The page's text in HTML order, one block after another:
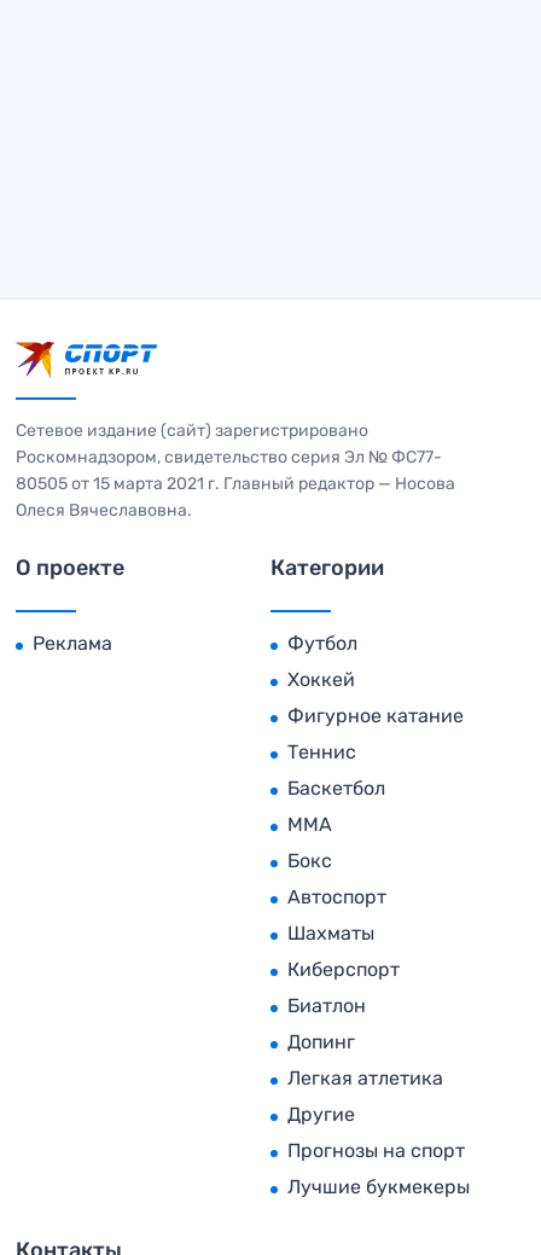
Сетевое издание (сайт) зарегистрировано
Роскомнадзором, свидетельство серия Эл № ФС77-
80505 от 15 марта 2021 г. Главный редактор — Носова
Олеся Вячеславовна.
О проекте
Реклама
Категории
Футбол
Хоккей
Фигурное катание
Теннис
Баскетбол
MMA
Бокс
Автоспорт
Шахматы
Киберспорт
Биатлон
Допинг
Легкая атлетика
Другие
Прогнозы на спорт
Лучшие букмекеры